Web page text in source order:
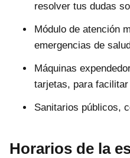
resolver tus dudas
Módulo de atención
emergencias de
Máquinas
tarjetas, para facilitar
Sanitarios públicos,
Horarios de la